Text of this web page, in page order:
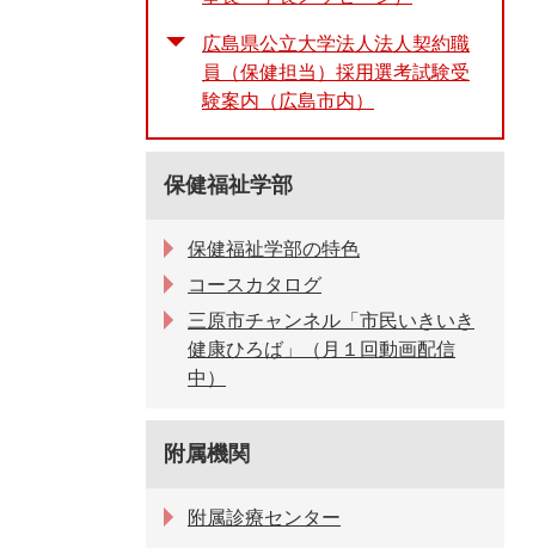
広島県公立大学法人法人契約職
員（保健担当）採用選考試験受
験案内（広島市内）
保健福祉学部
保健福祉学部の特色
コースカタログ
三原市チャンネル「市民いきいき
健康ひろば」（月１回動画配信
中）
附属機関
附属診療センター